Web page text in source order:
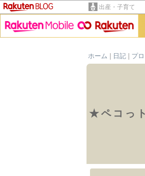
出産・子育て
ホーム
日記 プ
★ペコっ